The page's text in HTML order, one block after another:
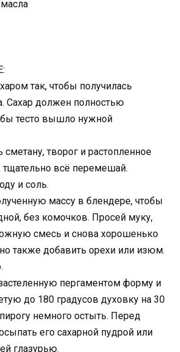
так, чтобы получилась
Сахар должен полностью
тесто вышло нужной
творог и растопленное
тщательно всё перемешай.
и соль.
массу в блендере, чтобы
без комочков. Просей муку,
смесь и снова хорошенько
также добавить орехи или изюм.
пергаментом форму и
до 180 градусов духовку на 30
немного остыть. Перед
его сахарной пудрой или
глазурью.